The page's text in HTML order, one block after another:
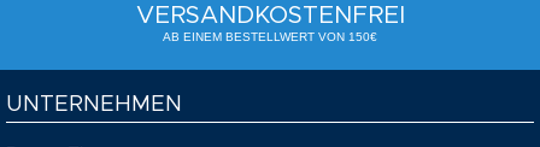
VERSANDKOSTENFREI
AB EINEM BESTELLWERT VON 150€
UNTERNEHMEN